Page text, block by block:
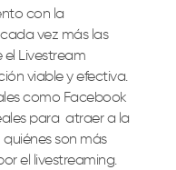
con la
vez más las
Livestream
viable y efectiva.
como Facebook
para atraera la
quiénes son más
el livestreaming.